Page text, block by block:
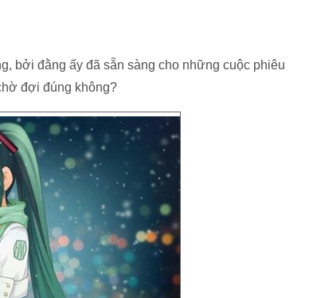
bởi đằng ấy đã sẵn sàng cho những cuộc phiêu
đợi đúng không?